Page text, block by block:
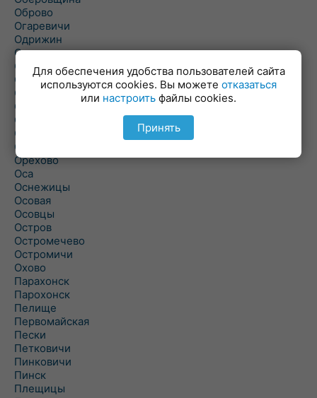
Оброво
Огаревичи
Одрижин
Оздамичи
Озяты
Олтуш
Ольманы
Ольпень
Ольшаны
Омельная
Ополь
Орехово
Оса
Оснежицы
Осовая
Осовцы
Остров
Остромечево
Остромичи
Охово
Парахонск
Парохонск
Пелище
Первомайская
Пески
Петковичи
Пинковичи
Пинск
Плещицы
Для обеспечения удобства пользователей сайта
используются cookies. Вы можете отказаться
или настроить файлы cookies.
Принять